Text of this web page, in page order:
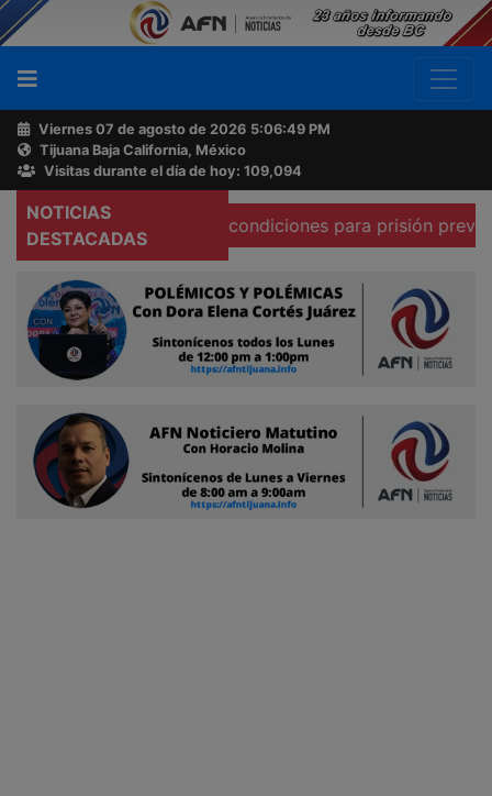
Viernes 07 de agosto de 2026 5:06:50 PM
Tijuana Baja California, México
Visitas durante el día de hoy: 109,094
NOTICIAS
DESTACADAS
que existen condiciones para prisión preventiva
Buscador
Acerca
de
AFN
Ventas
Contacto
Reportero
Ciudadano